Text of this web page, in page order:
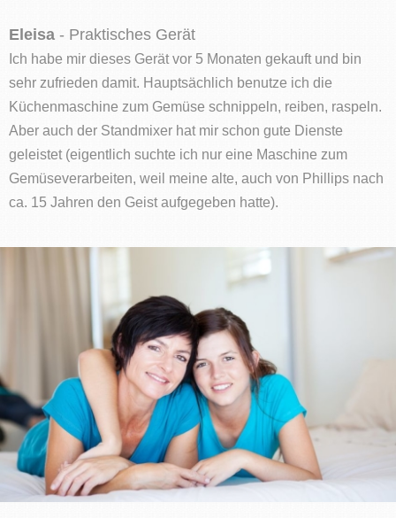
Eleisa - Praktisches Gerät
Ich habe mir dieses Gerät vor 5 Monaten gekauft und bin
sehr zufrieden damit. Hauptsächlich benutze ich die
Küchenmaschine zum Gemüse schnippeln, reiben, raspeln.
Aber auch der Standmixer hat mir schon gute Dienste
geleistet (eigentlich suchte ich nur eine Maschine zum
Gemüseverarbeiten, weil meine alte, auch von Phillips nach
ca. 15 Jahren den Geist aufgegeben hatte).